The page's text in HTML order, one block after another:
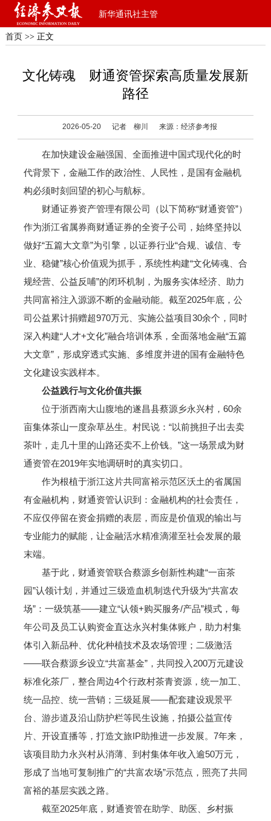
新华通讯社主管
首页 >> 正文
文化铸魂 财通资管探索高质量发展新
路径
2026-05-20 记者 柳川 来源：经济参考报
在加快建设金融强国、全面推进中国式现代化的时
代背景下，金融工作的政治性、人民性，是国有金融机
构必须时刻回望的初心与航标。
财通证券资产管理有限公司（以下简称“财通资管”）
作为浙江省属券商财通证券的全资子公司，始终坚持以
做好“五篇大文章”为引擎，以证券行业“合规、诚信、专
业、稳健”核心价值观为抓手，系统性构建“文化铸魂、合
规经营、公益反哺”的闭环机制，为服务实体经济、助力
共同富裕注入源源不断的金融动能。截至2025年底，公
司公益累计捐赠超970万元、实施公益项目30余个，同时
深入构建“人才+文化”融合培训体系，全面落地金融“五篇
大文章”，形成穿透式实施、多维度并进的国有金融特色
文化建设实践样本。
公益践行与文化价值共振
位于浙西南大山腹地的遂昌县蔡源乡永兴村，60余
亩集体茶山一度杂草丛生。村民说：“以前挑担子出去卖
茶叶，走几十里的山路还卖不上价钱。”这一场景成为财
通资管在2019年实地调研时的真实切口。
作为根植于浙江这片共同富裕示范区沃土的省属国
有金融机构，财通资管认识到：金融机构的社会责任，
不应仅停留在资金捐赠的表层，而应是价值观的输出与
专业能力的赋能，让金融活水精准滴灌至社会发展的最
末端。
基于此，财通资管联合蔡源乡创新性构建“一亩茶
园”认领计划，并通过三级造血机制迭代升级为“共富农
场”：一级筑基——建立“认领+购买服务/产品”模式，每
年公司及员工认购资金直达永兴村集体账户，助力村集
体引入新品种、优化种植技术及农场管理；二级激活
——联合蔡源乡设立“共富基金”，共同投入200万元建设
标准化茶厂，整合周边4个行政村茶青资源，统一加工、
统一品控、统一营销；三级延展——配套建设观景平
台、游步道及沿山防护栏等民生设施，拍摄公益宣传
片、开设直播等，打造文旅IP助推进一步发展。7年来，
该项目助力永兴村从消薄、到村集体年收入逾50万元，
形成了当地可复制推广的“共富农场”示范点，照亮了共同
富裕的基层实践之路。
截至2025年底，财通资管在助学、助医、乡村振